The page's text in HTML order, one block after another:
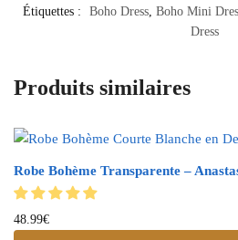
Étiquettes :
Boho Dress, Boho Mini
Dress
Produits similaires
Robe Bohème Transparente –
48.99€